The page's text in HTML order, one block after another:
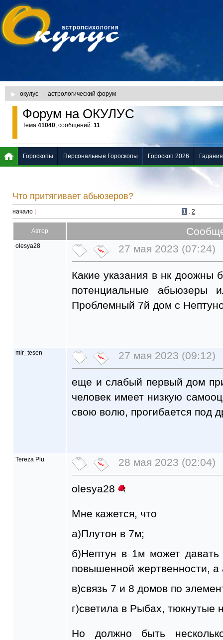
окулус астрологический форум
Форум на ОКУЛУС
Тема 41040, сообщений: 11
Что притягивает абьюзеров?
начало 1 . 2
Автор
olesya28 27 мая 2023 (07:24)
Какие указания в нк доожны
потенциальные абьюзеры
Проблемный 7й дом с
mir_tesen 27 мая 2023 (09:12)
еще и слабый первый дом
человек имеет низкую
свою волю, прогибается под
Tereza Plu 28 мая 2023 (02:04)
olesya28
Мне кажется, что
а)Плутон в 7м;
б)Нептун в 1м может давать
повышенной жертвенности, а
в)связь 7 и 8 домов по
г)светила в Рыбах, тюкнутые
Но должно быть
Гороскопы Персональные Гороскопы Гороскоп 2026 Гадания